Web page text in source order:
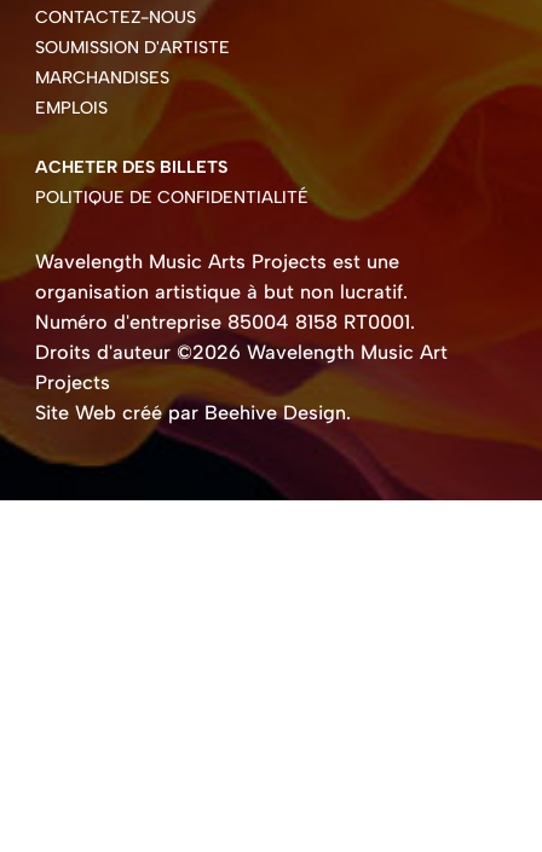
CONTACTEZ-NOUS
SOUMISSION D'ARTISTE
MARCHANDISES
EMPLOIS
ACHETER DES BILLETS
POLITIQUE DE CONFIDENTIALITÉ
Wavelength Music Arts Projects est une
organisation artistique à but non lucratif.
Numéro d'entreprise 85004 8158 RT0001.
Droits d'auteur ©2026 Wavelength Music Art
Projects
Site Web créé par Beehive Design.